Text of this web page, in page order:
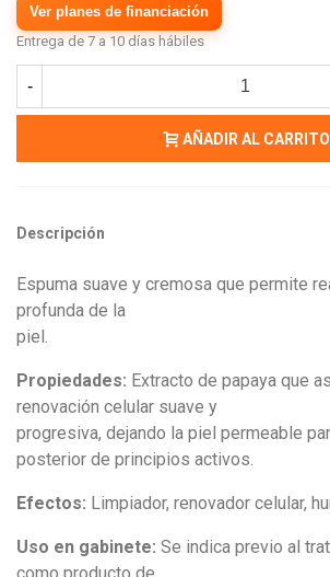
Ver planes de financiación
Entrega de 7 a 10 días hábiles
-
AÑADIR AL CARRITO
Descripción
Espuma suave y cremosa que permite
profunda de la
piel.
Propiedades: Extracto de papaya que
renovación celular suave y
progresiva, dejando la piel permeable
posterior de principios activos.
Efectos: Limpiador, renovador celular,
Uso en gabinete: Se indica previo al